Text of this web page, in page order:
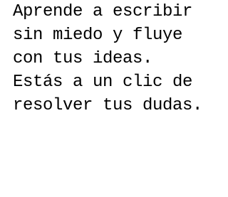
Aprende a escribir
sin miedo y fluye
con tus ideas.
Estás a un clic de
resolver tus dudas.